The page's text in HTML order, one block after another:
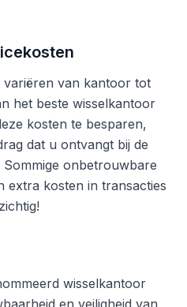
van kantoor tot
het beste wisselkantoor
kosten te besparen,
dat u ontvangt bij de
onbetrouwbare
extra kosten in transacties
wisselkantoor
en veiligheid van